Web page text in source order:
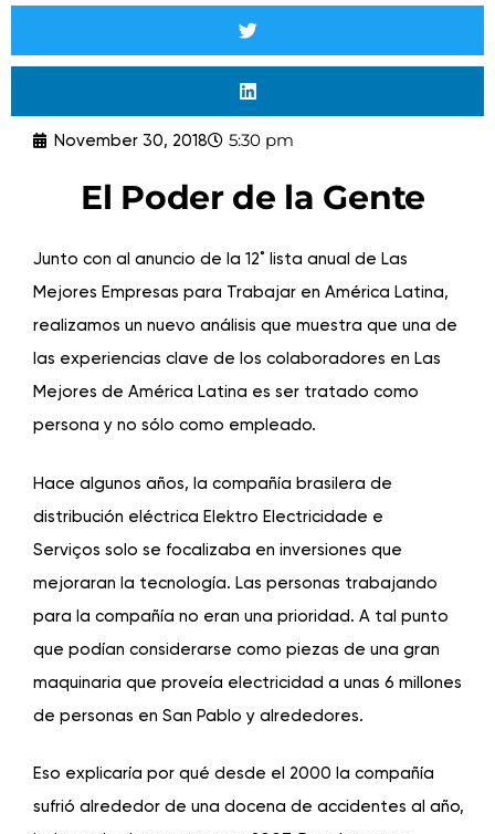
November 30, 2018 5:30 pm
El Poder de la Gente
Junto con al anuncio de la 12˚ lista anual de Las
Mejores Empresas para Trabajar en América Latina,
realizamos un nuevo análisis que muestra que una de
las experiencias clave de los colaboradores en Las
Mejores de América Latina es ser tratado como
persona y no sólo como empleado.
Hace algunos años, la compañía brasilera de
distribución eléctrica Elektro Electricidade e
Serviços solo se focalizaba en inversiones que
mejoraran la tecnología. Las personas trabajando
para la compañía no eran una prioridad. A tal punto
que podían considerarse como piezas de una gran
maquinaria que proveía electricidad a unas 6 millones
de personas en San Pablo y alrededores.
Eso explicaría por qué desde el 2000 la compañía
sufrió alrededor de una docena de accidentes al año,